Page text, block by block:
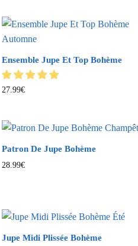
Ensemble Jupe Et Top Bohème
27.99€
Patron De Jupe Bohème
28.99€
Jupe Midi Plissée Bohème